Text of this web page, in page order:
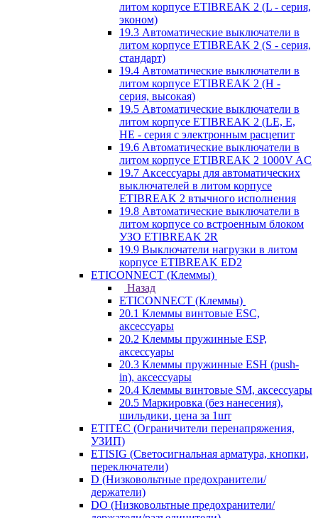
литом корпусе ETIBREAK 2 (L - серия,
эконом)
19.3 Автоматические выключатели в
литом корпусе ETIBREAK 2 (S - серия,
стандарт)
19.4 Автоматические выключатели в
литом корпусе ETIBREAK 2 (H -
серия, высокая)
19.5 Автоматические выключатели в
литом корпусе ETIBREAK 2 (LE, E,
HE - серия с электронным расцепит
19.6 Автоматические выключатели в
литом корпусе ETIBREAK 2 1000V AC
19.7 Аксессуары для автоматических
выключателей в литом корпусе
ETIBREAK 2 втычного исполнения
19.8 Автоматические выключатели в
литом корпусе со встроенным блоком
УЗО ETIBREAK 2R
19.9 Выключатели нагрузки в литом
корпусе ETIBREAK ED2
ETICONNECT (Клеммы)
Назад
ETICONNECT (Клеммы)
20.1 Клеммы винтовые ESC,
аксессуары
20.2 Клеммы пружинные ESP,
аксессуары
20.3 Клеммы пружинные ESH (push-
in), аксессуары
20.4 Клеммы винтовые SM, аксессуары
20.5 Маркировка (без нанесения),
шильдики, цена за 1шт
ETITEC (Ограничители перенапряжения,
УЗИП)
ETISIG (Светосигнальная арматура, кнопки,
переключатели)
D (Низковольтные предохранители/
держатели)
DO (Низковольтные предохранители/